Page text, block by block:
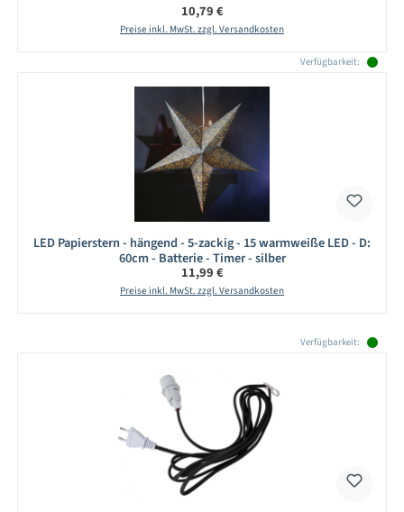
Regulärer Preis:
10,79 €
Preise inkl. MwSt. zzgl. Versandkosten
Verfügbarkeit:
LED Papierstern - hängend - 5-zackig - 15 warmweiße LED - D:
60cm - Batterie - Timer - silber
Regulärer Preis:
11,99 €
Preise inkl. MwSt. zzgl. Versandkosten
Verfügbarkeit: